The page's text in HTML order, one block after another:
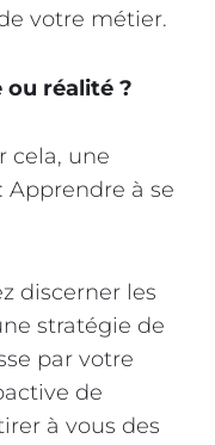
votre métier.
ou réalité ?
cela, une
Apprendre à se
discerner les
stratégie de
par votre
de
à vous des